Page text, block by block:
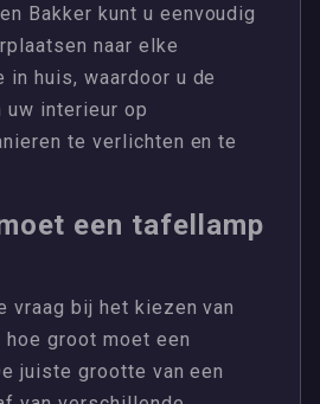
Bakker kunt u eenvoudig
naar elke
huis, waardoor u de
interieur op
te verlichten en te
een tafellamp
vraag bij het kiezen van
groot moet een
juiste grootte van een